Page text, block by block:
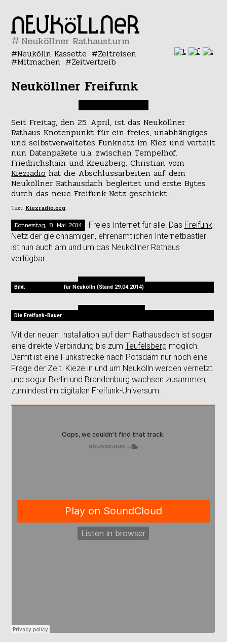
#
Neukölln Kassette Zeitreisen
Mitmachen Zeitvertreib
Neuköllner Freifunk
Seit Freitag, den 25. April, ist das Neuköllner
Rathaus Knotenpunkt für ein freies, unabhängiges
und selbstverwaltetes Funknetz im Kiez und verteilt
nun Datenpakete u.a. zwischen Tempelhof,
Friedrichshain und Kreuzberg. Christian vom
Kiezradiohat die Abschlussarbeiten auf dem
Neuköllner Rathausdach begleitet und erste Bytes
durch das neue Freifunk-Netz geschickt.
Text: Kiezradio.org
Donnerstag, 8. Mai 2014 Freies Internet für alle! Das Freifunk-
Netz der gleichnamigen, ehrenamtlichen Internetbastler
ist nun auch am und um das Neuköllner Rathaus
verfügbar.
Bild: für Neukölln (Stand 29.04.2014)
Die Freifunk-Bauer
Mit der neuen Installation auf dem Rathausdach ist sogar
eine direkte Verbindung bis zumTeufelsberg möglich.
Damit ist eine Funkstrecke nach Potsdam nur noch eine
Frage der Zeit. Kieze in und um Neukölln werden vernetzt
und sogar Berlin und Brandenburg wachsen zusammen,
zumindest im digitalen Freifunk-Universum.